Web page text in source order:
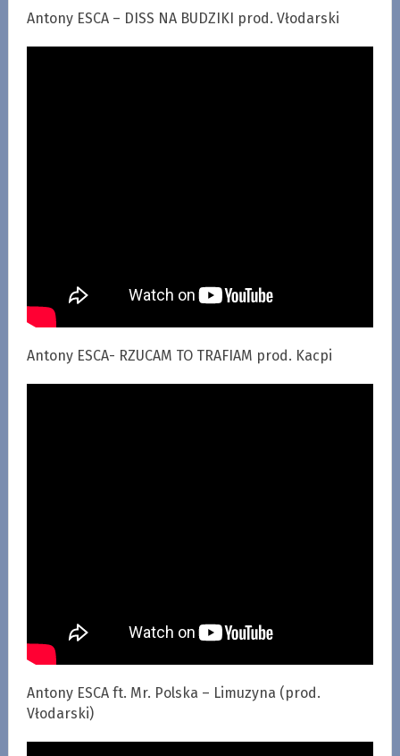
Antony ESCA – DISS NA BUDZIKI prod. Vłodarski
Antony ESCA- RZUCAM TO TRAFIAM prod. Kacpi
Antony ESCA ft. Mr. Polska – Limuzyna (prod.
Vłodarski)